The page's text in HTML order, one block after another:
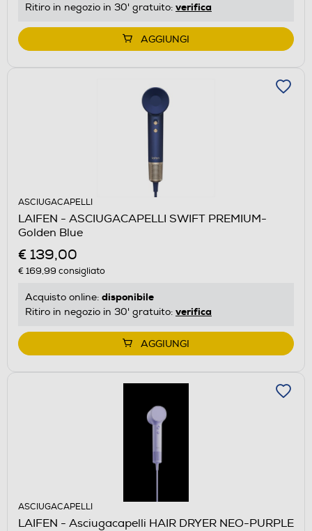
Ritiro in negozio in 30' gratuito: verifica
AGGIUNGI
ASCIUGACAPELLI
LAIFEN - ASCIUGACAPELLI SWIFT PREMIUM-
Golden Blue
€ 139,00
€ 169,99 consigliato
Acquisto online: disponibile
Ritiro in negozio in 30' gratuito: verifica
AGGIUNGI
ASCIUGACAPELLI
LAIFEN - Asciugacapelli HAIR DRYER NEO-PURPLE